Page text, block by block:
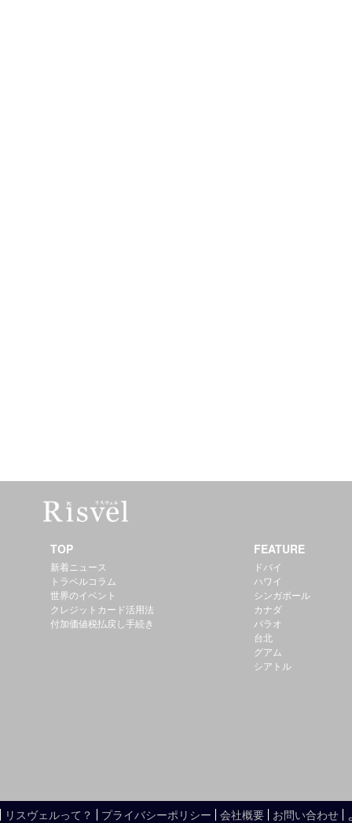
TOP
新着ニュース
トラベルコラム
世界のイベント
クレジットカード活用法
付加価値税払戻し手続き
FEATURE
ドバイ
ハワイ
シンガポール
カナダ
パラオ
台北
グアム
シアトル
リスヴェルって？ プライバシーポリシー 会社概要 お問い合わせ